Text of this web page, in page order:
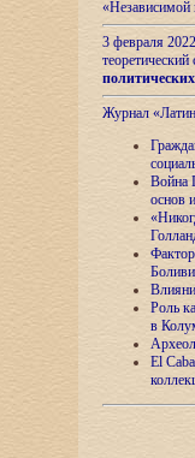
«Независимой
3 февраля
теоретический
Журнал
Война
основ
Роль
в
El